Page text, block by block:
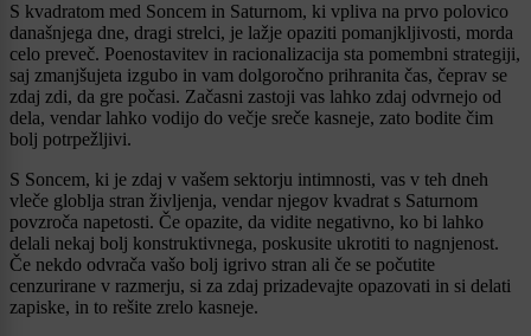
S kvadratom med Soncem in Saturnom, ki vpliva na prvo polovico
današnjega dne, dragi strelci, je lažje opaziti pomanjkljivosti, morda
celo preveč. Poenostavitev in racionalizacija sta pomembni strategiji,
saj zmanjšujeta izgubo in vam dolgoročno prihranita čas, čeprav se
zdaj zdi, da gre počasi. Začasni zastoji vas lahko zdaj odvrnejo od
dela, vendar lahko vodijo do večje sreče kasneje, zato bodite čim
bolj potrpežljivi.
S Soncem, ki je zdaj v vašem sektorju intimnosti, vas v teh dneh
vleče globlja stran življenja, vendar njegov kvadrat s Saturnom
povzroča napetosti. Če opazite, da vidite negativno, ko bi lahko
delali nekaj bolj konstruktivnega, poskusite ukrotiti to nagnjenost.
Če nekdo odvrača vašo bolj igrivo stran ali če se počutite
cenzurirane v razmerju, si za zdaj prizadevajte opazovati in si delati
zapiske, in to rešite zrelo kasneje.